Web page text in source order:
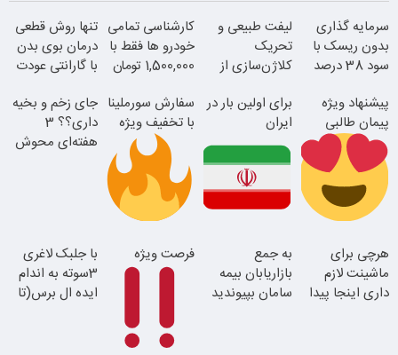
سرمایه گذاری
بدون ریسک با
سود 38 درصد
لیفت طبیعی و
تحریک
کلاژن‌سازی از
24ماه ماندگاری
کارشناسی تمامی
خودرو ها فقط با
1,500,000 تومان
تنها روش قطعی
درمان بوی بدن
با گارانتی عودت
پیشنهاد ویژه
پیمان طالبی
با تخفیف ویژه
برای اولین بار در
ایران
روزه ساخت!
سفارش سورملینا
با تخفیف ویژه
محدود!!!!
جای زخم و بخیه
داری؟؟ 3
هفته‌ای محوش
هرچی برای
ماشینت لازم
داری اینجا پیدا
به جمع
بازاریابان بیمه
سامان بپیوندید
فرصت ویژه
با جلبک لاغری
3سوته به اندام
ایده ال برس(تا